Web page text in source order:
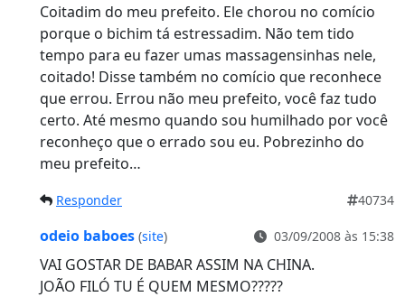
Coitadim do meu prefeito. Ele chorou no comício
porque o bichim tá estressadim. Não tem tido
tempo para eu fazer umas massagensinhas nele,
coitado! Disse também no comício que reconhece
que errou. Errou não meu prefeito, você faz tudo
certo. Até mesmo quando sou humilhado por você
reconheço que o errado sou eu. Pobrezinho do
meu prefeito…
Responder 40734
odeio baboes (site) 03/09/2008 às 15:38
VAI GOSTAR DE BABAR ASSIM NA CHINA.
JOÃO FILÓ TU É QUEM MESMO?????